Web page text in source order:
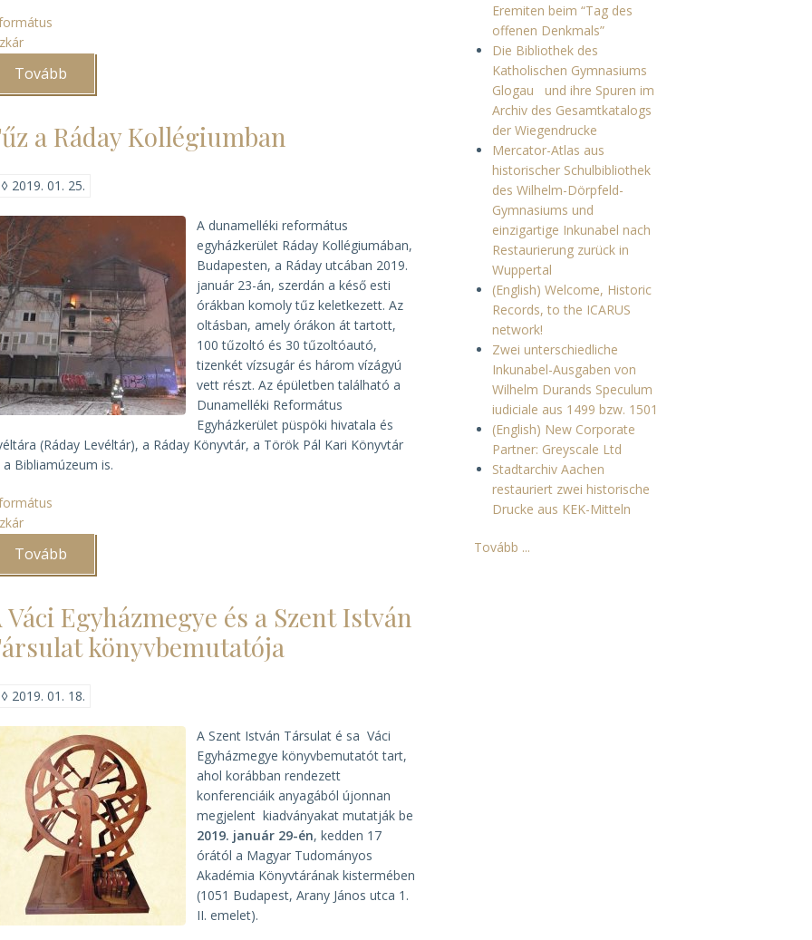
Tovább
Levéltár
a
tűz
a Ráday Kollégiumban
◊ 2019. 01. 25.
A dunamelléki református
egyházkerület Ráday Kollégiumában,
Budapesten, a Ráday utcában 2019.
január 23-án, szerdán a késő esti
órákban komoly tűz keletkezett. Az
oltásban, amely órákon át tartott,
100 tűzoltó és 30 tűzoltóautó,
tizenkét vízsugár és három vízágyú
vett részt. Az épületben található a
Dunamelléki Református
Egyházkerület püspöki hivatala és
(Ráday Levéltár), a Ráday Könyvtár, a Török Pál Kari Könyvtár
a Bibliamúzeum is.
Tovább
Ráday
Váci Egyházmegye és a Szent István
könyvbemutatója
◊ 2019. 01. 18.
A Szent István Társulat é sa Váci
Egyházmegye könyvbemutatót tart,
ahol korábban rendezett
konferenciáik anyagából újonnan
megjelent kiadványakat mutatják be
2019. január 29-én, kedden 17
órától a Magyar Tudományos
Akadémia Könyvtárának kistermében
(1051 Budapest, Arany János utca 1.
II. emelet).
Eremiten beim “Tag des
offenen Denkmals”
Die Bibliothek des
Katholischen Gymnasiums
Glogau und ihre Spuren im
Archiv des Gesamtkatalogs
der Wiegendrucke
Mercator-Atlas aus
historischer Schulbibliothek
des Wilhelm-Dörpfeld-
Gymnasiums und
einzigartige Inkunabel nach
Restaurierung zurück in
Wuppertal
(English) Welcome, Historic
Records, to the ICARUS
network!
Zwei unterschiedliche
Inkunabel-Ausgaben von
Wilhelm Durands Speculum
iudiciale aus 1499 bzw. 1501
(English) New Corporate
Partner: Greyscale Ltd
Stadtarchiv Aachen
restauriert zwei historische
Drucke aus KEK-Mitteln
Tovább ...